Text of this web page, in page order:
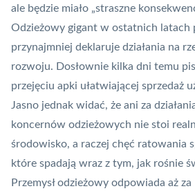
ale będzie miało „straszne
Odzieżowy gigant w ostatnich latach
przynajmniej deklaruje działania na
rozwoju. Dosłownie kilka dni temu
przejęciu apki ułatwiającej sprzedaż
Jasno jednak widać, że ani za
koncernów odzieżowych nie stoi
środowisko, a raczej chęć ratowania
które spadają wraz z tym, jak rośnie
Przemysł odzieżowy odpowiada aż